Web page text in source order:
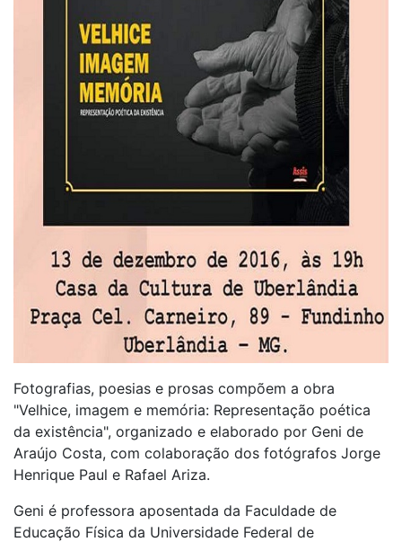
Fotografias, poesias e prosas compõem a obra
"Velhice, imagem e memória: Representação poética
da existência", organizado e elaborado por Geni de
Araújo Costa, com colaboração dos fotógrafos Jorge
Henrique Paul e Rafael Ariza.
Geni é professora aposentada da Faculdade de
Educação Física da Universidade Federal de